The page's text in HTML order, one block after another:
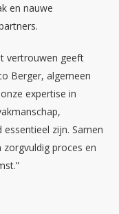
en nauwe
vertrouwen geeft
Berger, algemeen
expertise in
zijn. Samen
proces en